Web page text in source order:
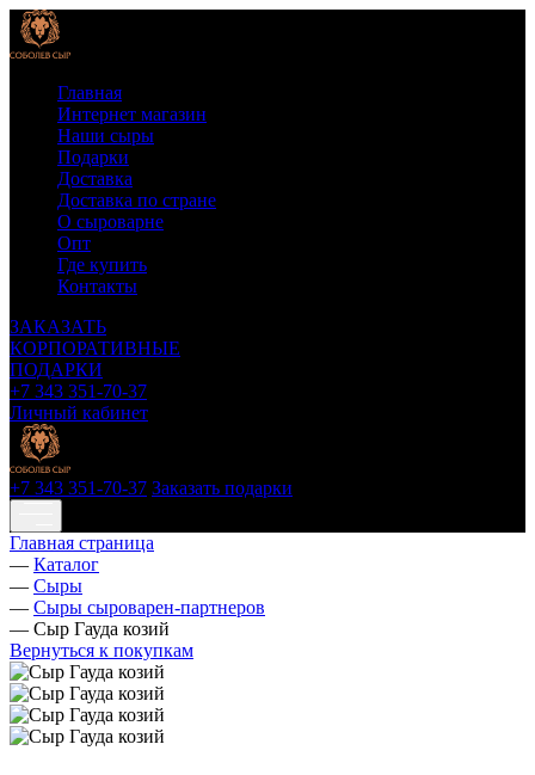
Главная
Интернет магазин
Наши сыры
Подарки
Доставка
Доставка по стране
О сыроварне
Опт
Где купить
Контакты
ЗАКАЗАТЬ
КОРПОРАТИВНЫЕ
ПОДАРКИ
+7 343 351-70-37
Личный кабинет
+7 343 351-70-37 Заказать подарки
Главная страница
— Каталог
— Сыры
— Сыры сыроварен-партнеров
— Сыр Гауда козий
Вернуться к покупкам